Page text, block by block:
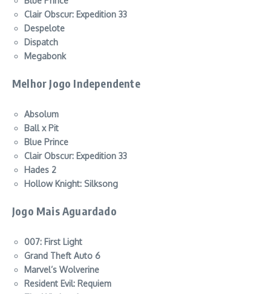
Clair Obscur: Expedition 33
Despelote
Dispatch
Megabonk
Melhor Jogo Independente
Absolum
Ball x Pit
Blue Prince
Clair Obscur: Expedition 33
Hades 2
Hollow Knight: Silksong
Jogo Mais Aguardado
007: First Light
Grand Theft Auto 6
Marvel’s Wolverine
Resident Evil: Requiem